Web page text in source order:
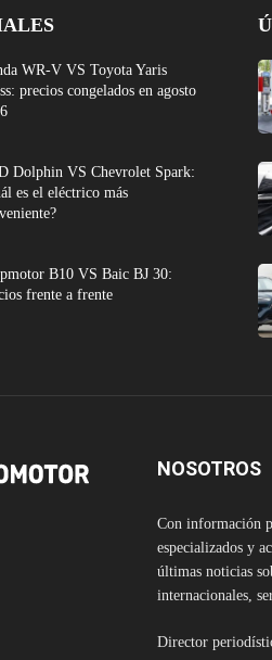
WR-V VS Toyota Yaris
precios congelados en agosto
Dolphin VS Chevrolet Spark:
es el eléctrico más
B10 VS Baic BJ 30:
frente a frente
NOSOTROS
Con información
especializados y
últimas noticias
internacionales,
Director